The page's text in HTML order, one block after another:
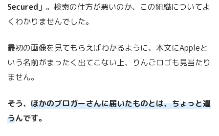
Secured 」。検索の仕方が悪いのか、この組織についてよ
くわかりませんでした。
最初の画像を見てもらえばわかるように、本文にAppleと
いう名前がまったく出てこない上、りんごロゴも見当たり
ません。
そう、 ほかのブロガーさんに届いたものとは、ちょっと違
うんです。